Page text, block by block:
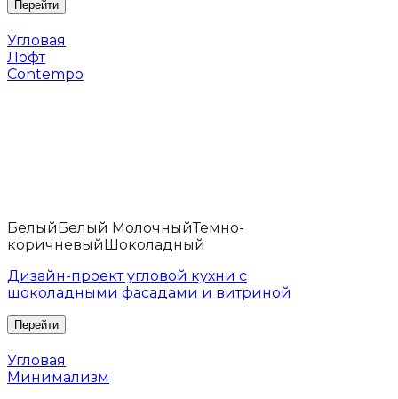
Угловая
Лофт
Contempo
БелыйБелый МолочныйТемно-
коричневыйШоколадный
Дизайн-проект угловой кухни с
шоколадными фасадами и витриной
Угловая
Минимализм